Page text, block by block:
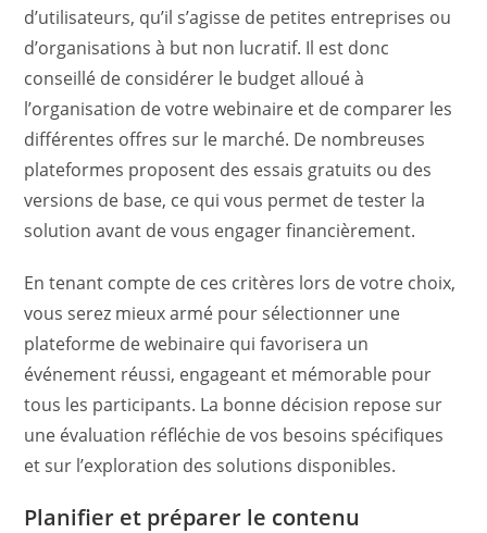
d’utilisateurs, qu’il s’agisse de petites entreprises ou
d’organisations à but non lucratif. Il est donc
conseillé de considérer le budget alloué à
l’organisation de votre webinaire et de comparer les
différentes offres sur le marché. De nombreuses
plateformes proposent des essais gratuits ou des
versions de base, ce qui vous permet de tester la
solution avant de vous engager financièrement.
En tenant compte de ces critères lors de votre choix,
vous serez mieux armé pour sélectionner une
plateforme de webinaire qui favorisera un
événement réussi, engageant et mémorable pour
tous les participants. La bonne décision repose sur
une évaluation réfléchie de vos besoins spécifiques
et sur l’exploration des solutions disponibles.
Planifier et préparer le contenu